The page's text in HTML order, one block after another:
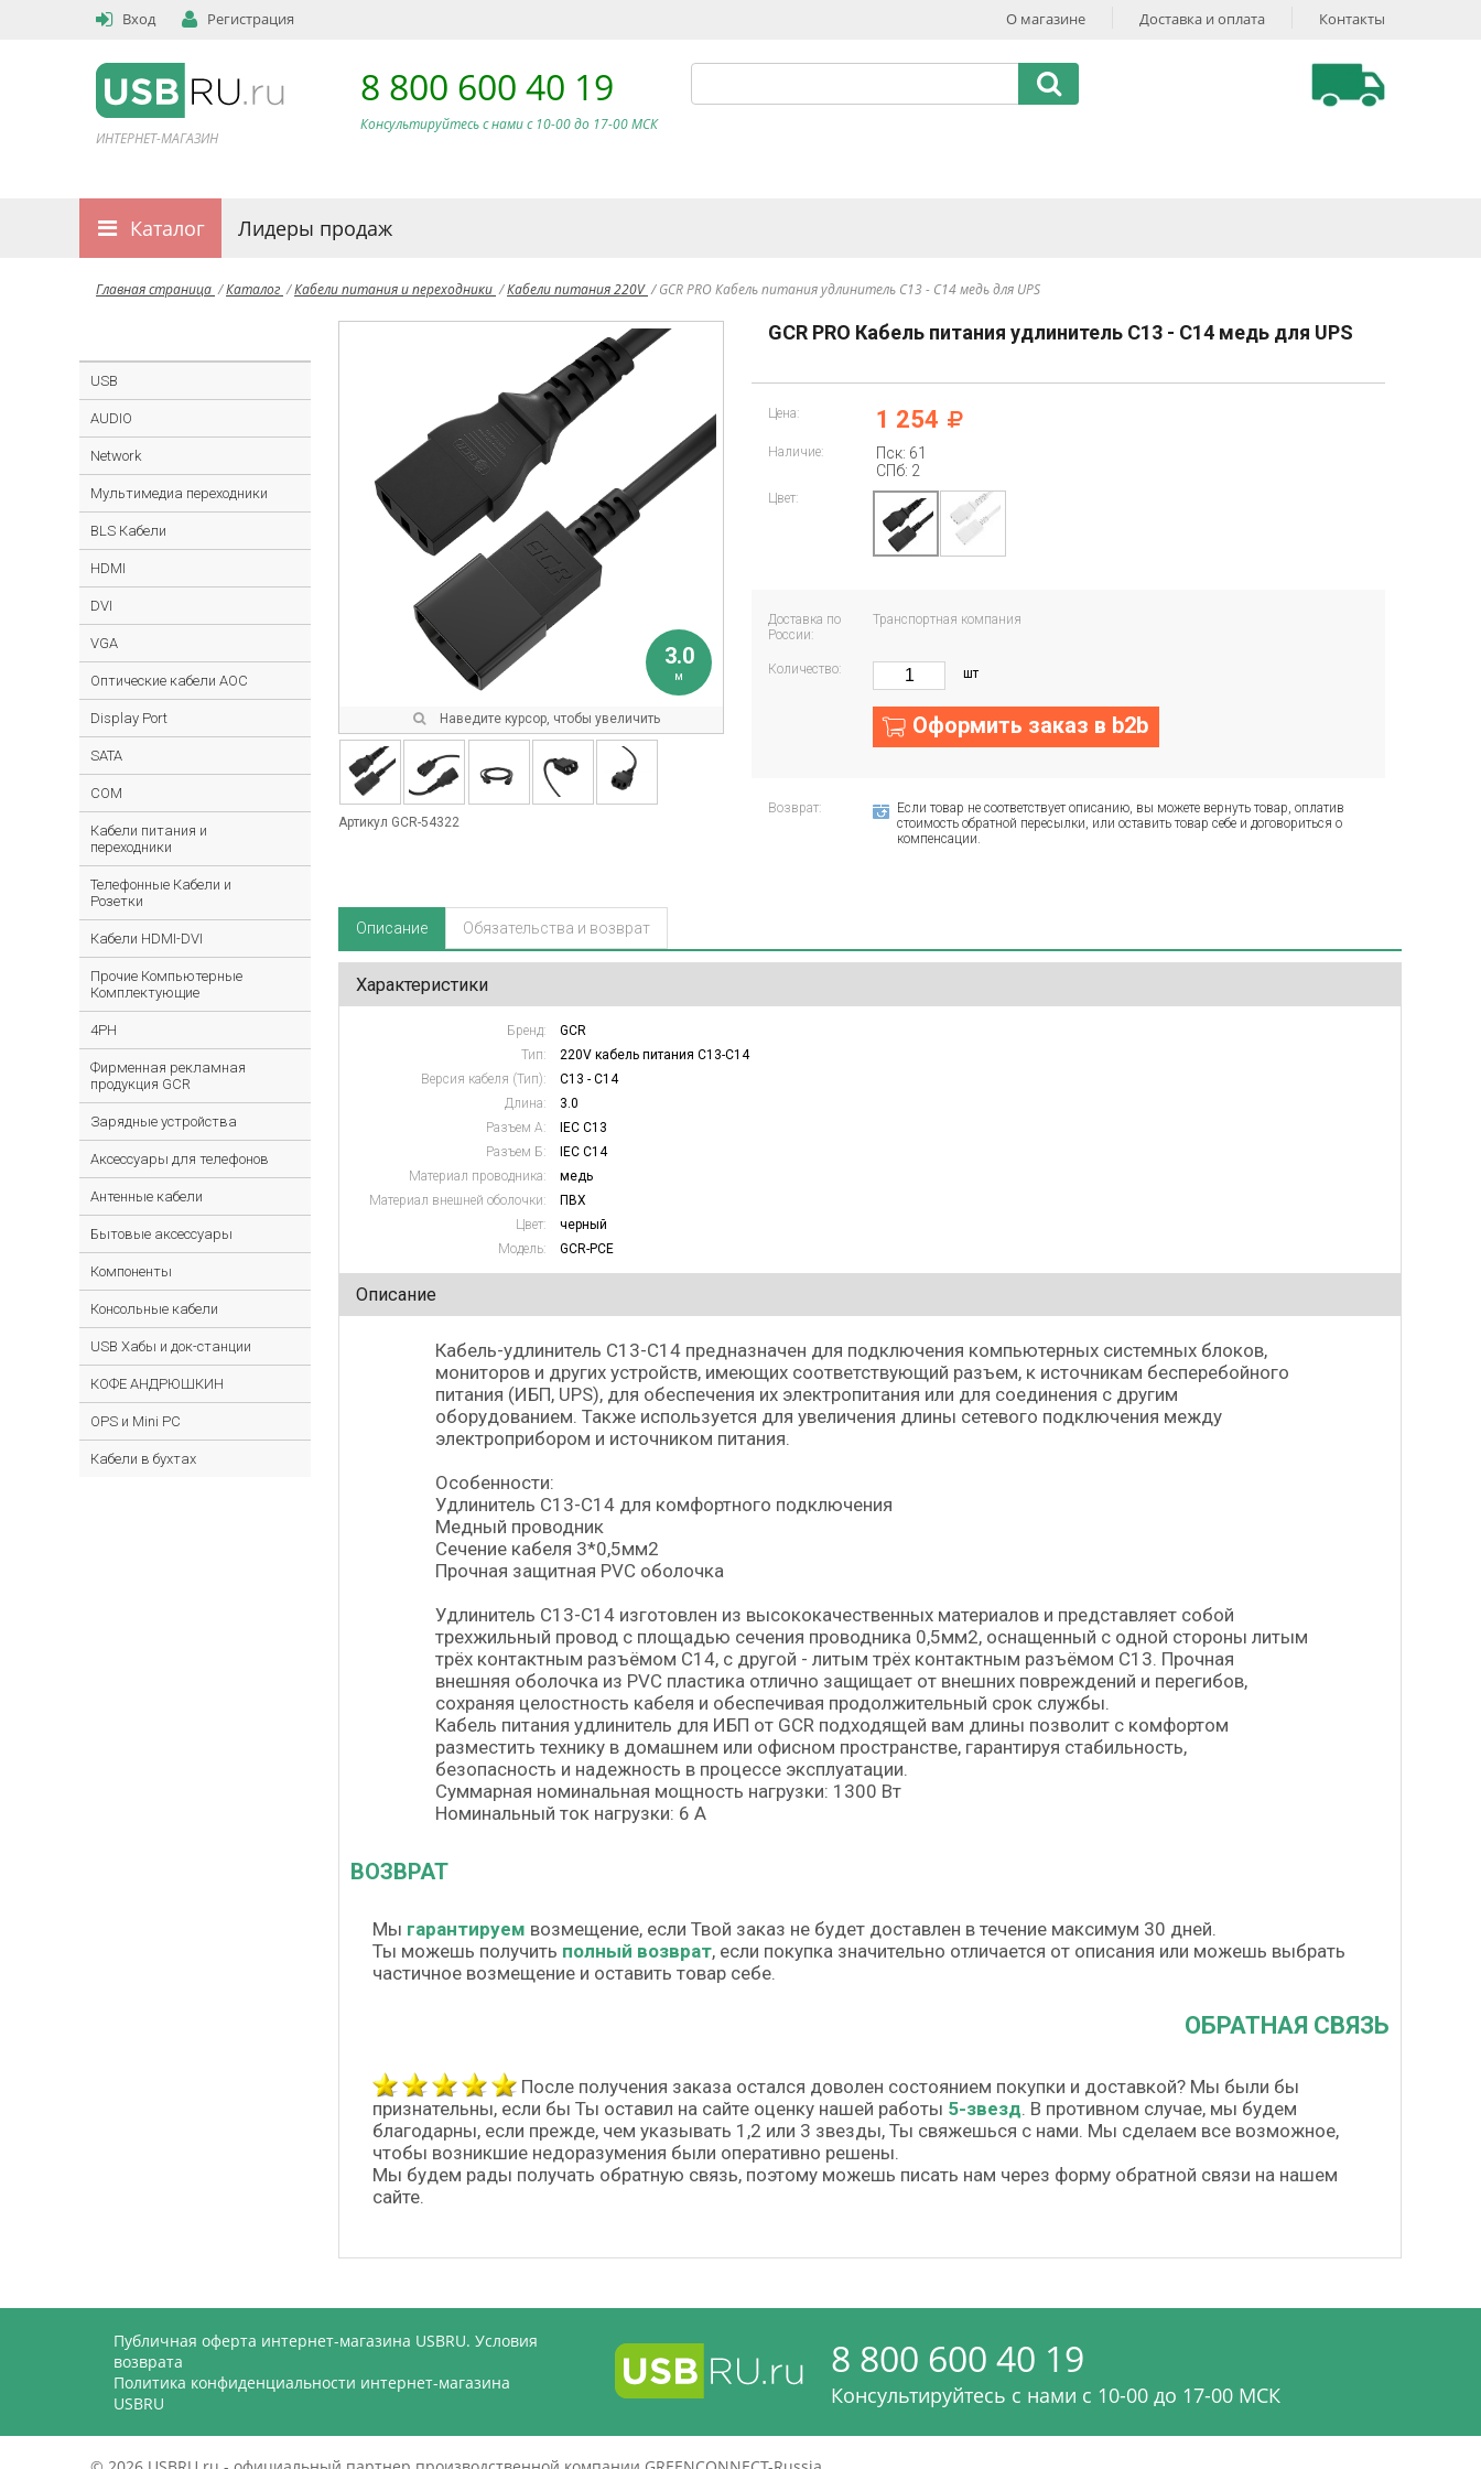
Вход Регистрация О магазине Доставка и оплата Контакты
ИНТЕРНЕТ-МАГАЗИН
8 800 600 40 19
Консультируйтесь с нами c 10-00 до 17-00 МСК
Каталог Лидеры продаж
Главная страница /Каталог /Кабели питания и переходники /Кабели питания 220V / GCR PRO Кабель питания удлинитель C13 - C14 медь для UPS
USB
AUDIO
Network
Мультимедиа переходники
BLS Кабели
HDMI
DVI
VGA
Оптические кабели AOC
Display Port
SATA
COM
Кабели питания и
переходники
Телефонные Кабели и
Розетки
Кабели HDMI-DVI
Прочие Компьютерные
Комплектующие
4PH
Фирменная рекламная
продукция GCR
Зарядные устройства
Аксессуары для телефонов
Антенные кабели
Бытовые аксессуары
Компоненты
Консольные кабели
USB Хабы и док-станции
КОФЕ АНДРЮШКИН
OPS и Mini PC
Кабели в бухтах
3.0
м
Наведите курсор, чтобы увеличить
Артикул GCR-54322
GCR PRO Кабель питания удлинитель C13 - C14 медь для UPS
Цена: 1 254
Наличие:
Пск: 61
СПб: 2
Цвет:
Доставка по
России:
Транспортная компания
Количество: шт
Оформить заказ в b2b
Возврат:
Если товар не соответствует описанию, вы можете вернуть товар, оплатив
стоимость обратной пересылки, или оставить товар себе и договориться о
компенсации.
Описание Обязательства и возврат
Характеристики
Бренд:
GCR
Тип:
220V кабель питания C13-C14
Версия кабеля (Тип):
C13 - C14
Длина:
3.0
Разъем А:
IEC C13
Разъем Б:
IEC C14
Материал проводника:
медь
Материал внешней оболочки:
ПВХ
Цвет:
черный
Модель:
GCR-PCE
Описание
Кабель-удлинитель C13-С14 предназначен для подключения компьютерных системных блоков,
мониторов и других устройств, имеющих соответствующий разъем, к источникам бесперебойного
питания (ИБП, UPS), для обеспечения их электропитания или для соединения с другим
оборудованием. Также используется для увеличения длины сетевого подключения между
электроприбором и источником питания.
Особенности:
Удлинитель C13-С14 для комфортного подключения
Медный проводник
Сечение кабеля 3*0,5мм2
Прочная защитная PVC оболочка
Удлинитель C13-С14 изготовлен из высококачественных материалов и представляет собой
трехжильный провод с площадью сечения проводника 0,5мм2, оснащенный с одной стороны литым
трёх контактным разъёмом C14, с другой - литым трёх контактным разъёмом C13. Прочная
внешняя оболочка из PVC пластика отлично защищает от внешних повреждений и перегибов,
сохраняя целостность кабеля и обеспечивая продолжительный срок службы.
Кабель питания удлинитель для ИБП от GCR подходящей вам длины позволит с комфортом
разместить технику в домашнем или офисном пространстве, гарантируя стабильность,
безопасность и надежность в процессе эксплуатации.
Суммарная номинальная мощность нагрузки: 1300 Вт
Номинальный ток нагрузки: 6 А
ВОЗВРАТ
Мы гарантируем возмещение, если Твой заказ не будет доставлен в течение максимум 30 дней.
Ты можешь получить полный возврат, если покупка значительно отличается от описания или можешь выбрать
частичное возмещение и оставить товар себе.
ОБРАТНАЯ СВЯЗЬ
После получения заказа остался доволен состоянием покупки и доставкой? Мы были бы
признательны, если бы Ты оставил на сайте оценку нашей работы 5-звезд. В противном случае, мы будем
благодарны, если прежде, чем указывать 1,2 или 3 звезды, Ты свяжешься с нами. Мы сделаем все возможное,
чтобы возникшие недоразумения были оперативно решены.
Мы будем рады получать обратную связь, поэтому можешь писать нам через форму обратной связи на нашем
сайте.
Публичная оферта интернет-магазина USBRU. Условия
возврата
Политика конфиденциальности интернет-магазина
USBRU
8 800 600 40 19
Консультируйтесь с нами c 10-00 до 17-00 МСК